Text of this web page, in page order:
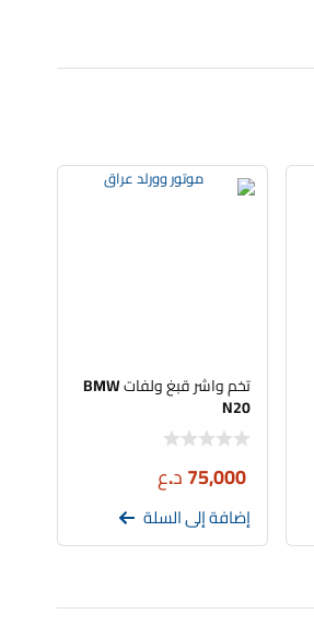
تخم واشر قبغ ولفات BMW
N20
75,000د.ع
إضافة إلى السلة